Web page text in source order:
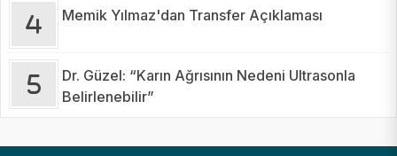
Memik Yılmaz'dan Transfer Açıklaması
Dr. Güzel: “Karın Ağrısının Nedeni Ultrasonla
Belirlenebilir”